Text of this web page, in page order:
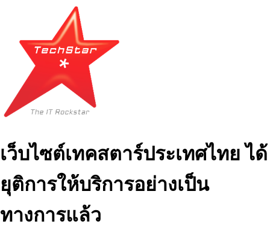
เว็บไซต์เทคสตาร์ประเทศไทย ได้
ยุติการให้บริการอย่างเป็น
ทางการแล้ว